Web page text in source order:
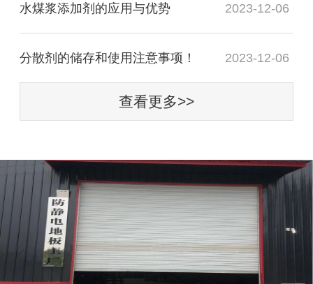
水煤浆添加剂的应用与优势 2023-12-06
分散剂的储存和使用注意事项！ 2023-12-06
查看更多>>